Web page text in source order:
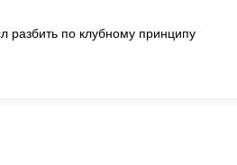
разбить по клубному принципу